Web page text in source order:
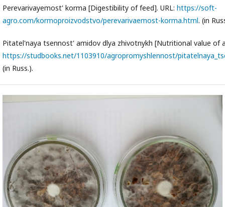
Perevarivayemost' korma [Digestibility of feed]. URL: https://soft-
agro.com/kormoproizvodstvo/perevarivaemost-korma.html. (in
Pitatel'naya tsennost' amidov dlya zhivotnykh [Nutritional value of
https://studbooks.net/1103910/agropromyshlennost/
(in Russ.).